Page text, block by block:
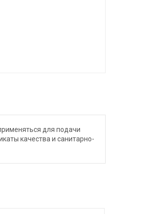
для подачи
качества и санитарно-